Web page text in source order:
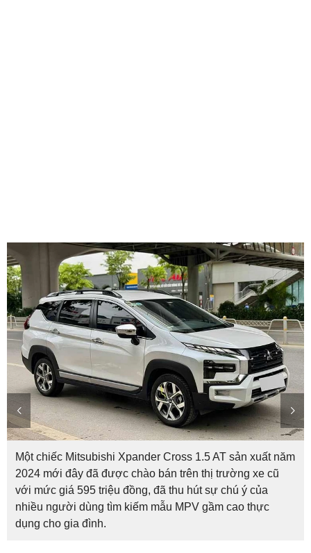
Một chiếc Mitsubishi Xpander Cross 1.5 AT sản xuất năm
2024 mới đây đã được chào bán trên thị trường xe cũ
với mức giá 595 triệu đồng, đã thu hút sự chú ý của
nhiều người dùng tìm kiếm mẫu MPV gầm cao thực
dụng cho gia đình.